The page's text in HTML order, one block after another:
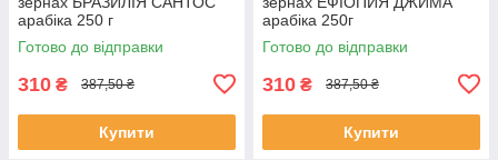
арабіка 250 г
Свіжообсмажена кава
зернова Моносорт
Готово до відправки
310 ₴ 387,50 ₴
Купити
арабіка 250г
Свіжообсмажена кава
зернова Моносорт
Готово до відправки
310 ₴ 387,50 ₴
Купити